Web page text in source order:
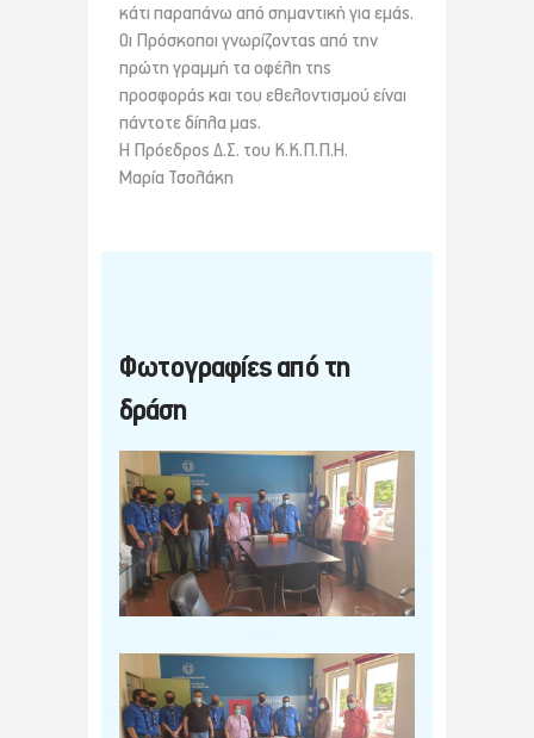
κάτι παραπάνω από σημαντική για εμάς.
Οι Πρόσκοποι γνωρίζοντας από την
πρώτη γραμμή τα οφέλη της
προσφοράς και του εθελοντισμού είναι
πάντοτε δίπλα μας.
Η Πρόεδρος Δ.Σ. του Κ.Κ.Π.Π.Η.
Μαρία Τσολάκη
Φωτογραφίες από τη
δράση